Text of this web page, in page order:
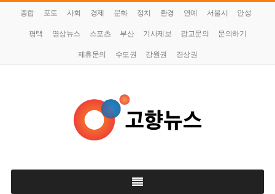
종합 포토 사회 경제 문화 정치 환경 연예 서울시
안성
평택
영상뉴스 스포츠 부산 기사제보 광고문의
문의하기
제휴문의
수도권 강원권 경상권
향